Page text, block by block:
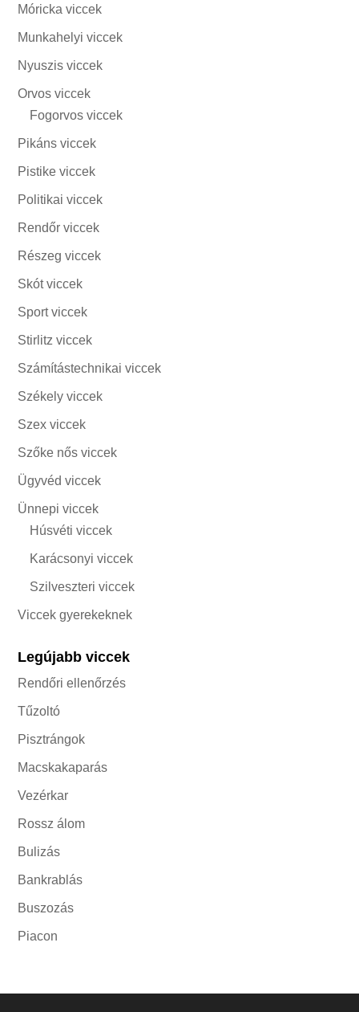
Móricka viccek
Munkahelyi viccek
Nyuszis viccek
Orvos viccek
Fogorvos viccek
Pikáns viccek
Pistike viccek
Politikai viccek
Rendőr viccek
Részeg viccek
Skót viccek
Sport viccek
Stirlitz viccek
Számítástechnikai viccek
Székely viccek
Szex viccek
Szőke nős viccek
Ügyvéd viccek
Ünnepi viccek
Húsvéti viccek
Karácsonyi viccek
Szilveszteri viccek
Viccek gyerekeknek
Legújabb viccek
Rendőri ellenőrzés
Tűzoltó
Pisztrángok
Macskakaparás
Vezérkar
Rossz álom
Bulizás
Bankrablás
Buszozás
Piacon